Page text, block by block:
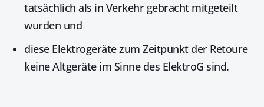
tatsächlich als in Verkehr gebracht mitgeteilt
wurden und
diese Elektrogeräte zum Zeitpunkt der Retoure
keineAltgeräteim Sinne des ElektroG sind.